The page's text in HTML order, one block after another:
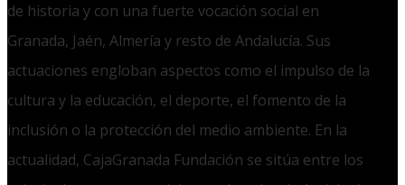
de historia y con una fuerte vocación social en
Granada, Jaén, Almería y resto de Andalucía. Sus
actuaciones engloban aspectos como el impulso de la
cultura y la educación, el deporte, el fomento de la
inclusión o la protección del medio ambiente. En la
actualidad, CajaGranada Fundación se sitúa entre los